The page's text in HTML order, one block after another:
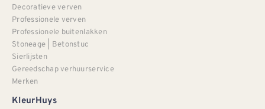
Decoratieve verven
Professionele verven
Professionele buitenlakken
Stoneage | Betonstuc
Sierlijsten
Gereedschap verhuurservice
Merken
KleurHuys